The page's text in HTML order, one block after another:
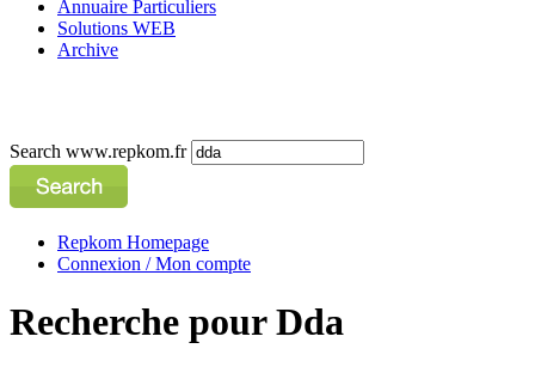
Annuaire Particuliers
Solutions WEB
Archive
Search www.repkom.fr
Repkom Homepage
Connexion / Mon compte
Recherche pour Dda